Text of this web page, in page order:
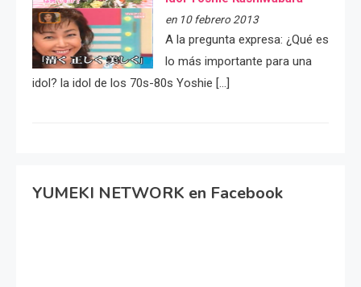
en 10 febrero 2013
A la pregunta expresa: ¿Qué es
lo más importante para una
idol? la idol de los 70s-80s Yoshie […]
YUMEKI NETWORK en Facebook